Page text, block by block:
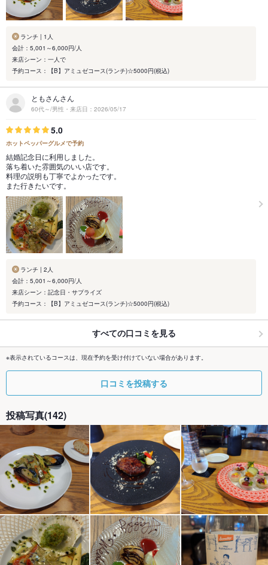
ランチ | 1人
会計：5,001～6,000円/人
来店シーン：一人で
予約コース：【B】アミュゼコース(ランチ)☆5000円(税込)
ともさんさん
60代～/男性・来店日：2026/05/17
5.0
ホットペッパーグルメで予約
結婚記念日に利用しました。
落ち着いた雰囲気のいい店です。
料理の説明も丁寧でよかったです。
また行きたいです。
ランチ | 2人
会計：5,001～6,000円/人
来店シーン：記念日・サプライズ
予約コース：【B】アミュゼコース(ランチ)☆5000円(税込)
すべての口コミを見る
※表示されているコースは、現在予約を受け付けていない場合があります。
口コミを投稿する
投稿写真(142)